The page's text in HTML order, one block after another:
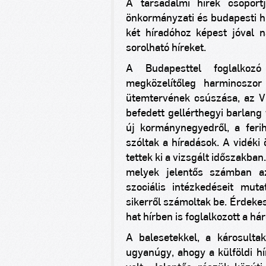
A társadalmi hírek
önkormányzati és budapesti
két híradóhoz képest jóval
sorolható híreket.
A Budapesttel
megközelítőleg
ütemtervének csúszása, az
befedett gellérthegyi
új kormánynegyedről, a
szóltak a híradások. A vidéki
tettek ki a vizsgált
melyek jelentős számban
szociális intézkedéseit
sikerről számoltak be.
hat hírben is foglalkozott a
A balesetekkel, a
ugyanúgy, ahogy a külföldi